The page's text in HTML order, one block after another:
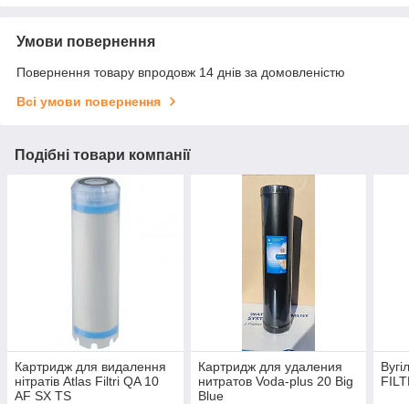
Умови повернення
Повернення товару впродовж 14 днів за домовленістю
Всі умови повернення
Подібні товари компанії
Картридж для видалення
нітратів Atlas Filtri QA 10
AF SX TS
Картридж для удаления
нитратов Voda-plus 20 Big
Blue